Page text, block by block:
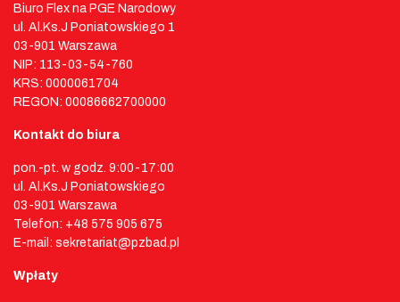
Biuro Flex na PGE Narodowy
ul. Al.Ks.J Poniatowskiego 1
03-901 Warszawa
NIP: 113-03-54-760
KRS: 0000061704
REGON: 00086662700000
Kontakt do biura
pon.-pt. w godz. 9:00-17:00
ul. Al.Ks.J Poniatowskiego
03-901 Warszawa
Telefon: +48 575 905 675
E-mail: sekretariat@pzbad.pl
Wpłaty